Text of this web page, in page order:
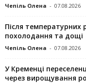
Чепіль Олена - 07.08.2026
Після температурних
похолодання та дощі
Чепіль Олена - 07.08.2026
У Кременці
через вирощування